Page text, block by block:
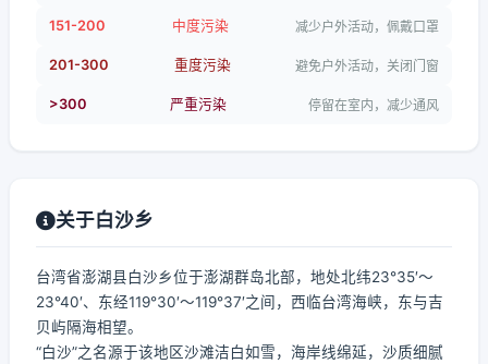
151-200 中度污染 减少户外活动，佩戴口罩
201-300 重度污染 避免户外活动，关闭门窗
>300 严重污染 停留在室内，减少通风
关于白沙乡
台湾省澎湖县白沙乡位于澎湖群岛北部，地处北纬23°35′～
23°40′、东经119°30′～119°37′之间，西临台湾海峡，东与吉
贝屿隔海相望。
“白沙”之名源于该地区沙滩洁白如雪，海岸线绵延，沙质细腻